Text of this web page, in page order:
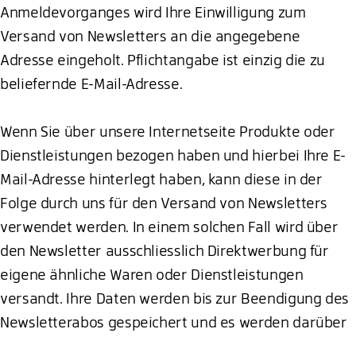
Anmeldevorganges wird Ihre Einwilligung zum
Versand von Newsletters an die angegebene
Adresse eingeholt. Pflichtangabe ist einzig die zu
beliefernde E-Mail-Adresse.
Wenn Sie über unsere Internetseite Produkte oder
Dienstleistungen bezogen haben und hierbei Ihre E-
Mail-Adresse hinterlegt haben, kann diese in der
Folge durch uns für den Versand von Newsletters
verwendet werden. In einem solchen Fall wird über
den Newsletter ausschliesslich Direktwerbung für
eigene ähnliche Waren oder Dienstleistungen
versandt. Ihre Daten werden bis zur Beendigung des
Newsletterabos gespeichert und es werden darüber